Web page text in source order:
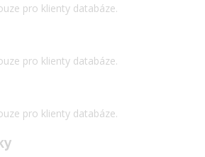
pro klienty databáze.
pro klienty databáze.
pro klienty databáze.